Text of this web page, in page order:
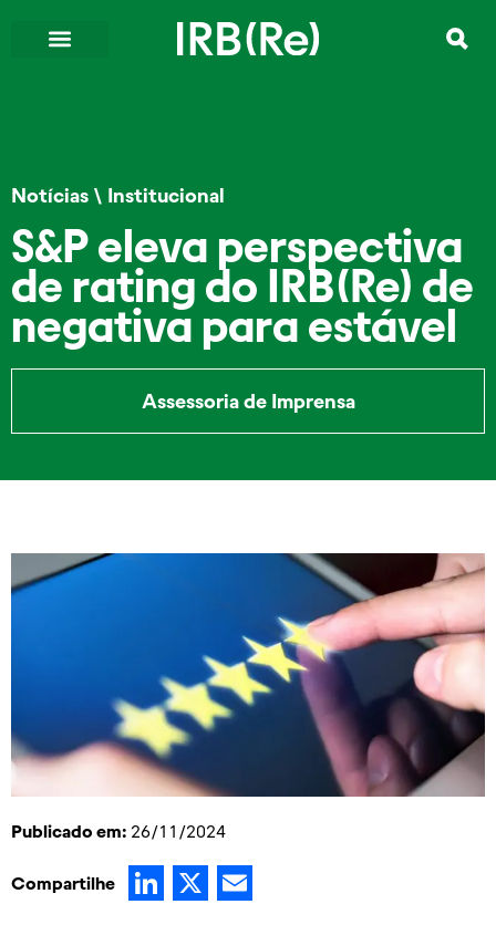
Notícias \ Institucional
S&P eleva perspectiva
de rating do IRB(Re) de
negativa para estável
Assessoria de Imprensa
Publicado em: 26/11/2024
Compartilhe LinkedIn
X